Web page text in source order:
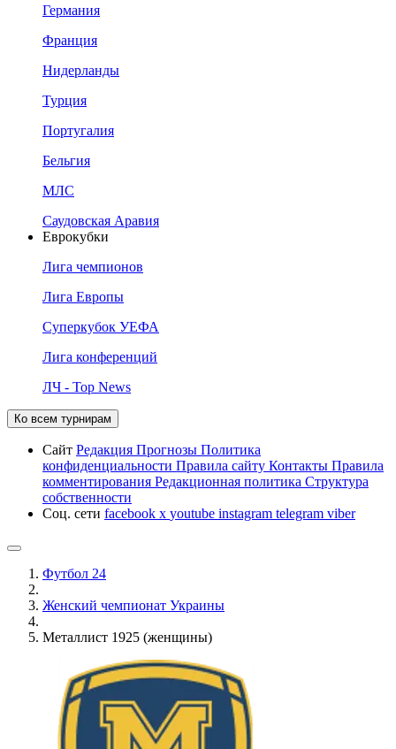
Германия
Франция
Нидерланды
Турция
Португалия
Бельгия
МЛС
Саудовская Аравия
Еврокубки
Лига чемпионов
Лига Европы
Суперкубок УЕФА
Лига конференций
ЛЧ - Top News
Ко всем турнирам
Сайт Редакция Прогнозы Политика
конфиденциальности Правила сайту Контакты Правила
комментирования Редакционная политика Структура
собственности
Соц. сети facebook x youtube instagram telegram viber
Футбол 24
Женский чемпионат Украины
Металлист 1925 (женщины)